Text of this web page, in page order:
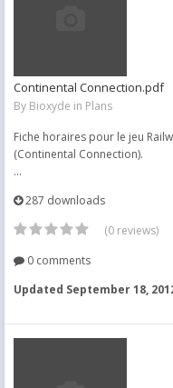
Continental Connection.pdf
By Bioxyde in Plans
Fiche horaires pour le jeu
(Continental Connection).
...
287 downloads
(0 reviews)
0 comments
Updated September 18,